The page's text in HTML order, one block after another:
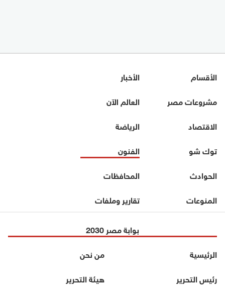
الأقسام
الأخبار
مشروعات مصر
العالم الآن
الاقتصاد
الرياضة
توك شو
الفنون
الحوادث
المحافظات
المنوعات
تقارير وملفات
بوابة مصر 2030
الرئيسية
من نحن
رئيس التحرير
هيئة التحرير